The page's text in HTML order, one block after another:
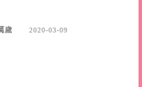
歲 2020-03-09